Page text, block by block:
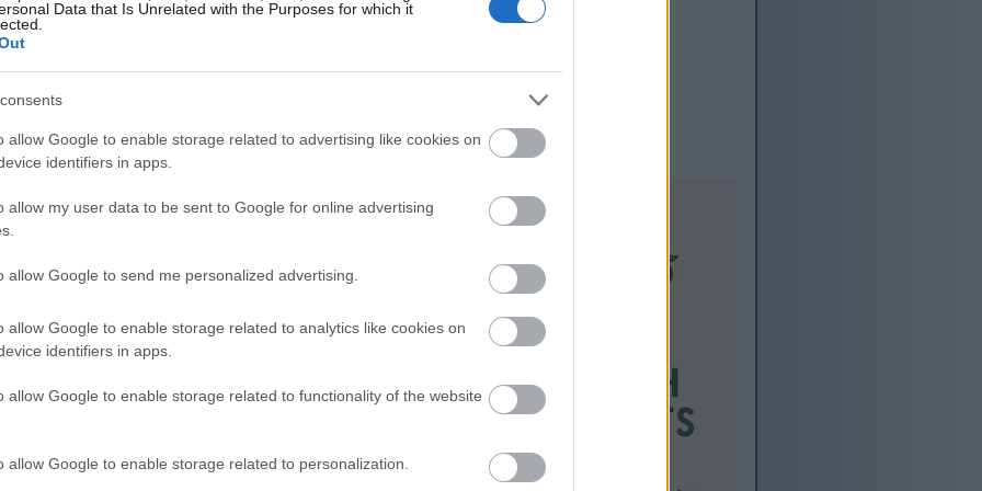
Data that Is Unrelated with the Purposes for which it
allow Google to enable storage related to advertising like cookies on
identifiers in apps.
allow my user data to be sent to Google for online advertising
allow Google to send me personalized advertising.
allow Google to enable storage related to analytics like cookies on
identifiers in apps.
allow Google to enable storage related to functionality of the website
allow Google to enable storage related to personalization.
हे समाविष्ट आहे:
खनिजे, स्नायूंच्या कार्यासाठी आणि मज्जातंतूंच्या आरोग्यासाठी आवश्यक
की ते फक्त एक चविष्ट फळ नाही तर ते आरोग्यदायी फायद्यांचे एक शक्तिशाली केंद्र आहे.